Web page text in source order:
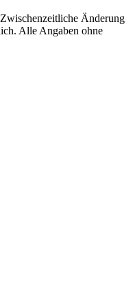
Änderung
Alle Angaben ohne